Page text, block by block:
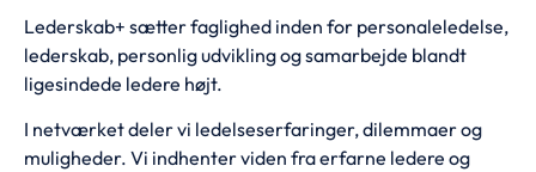
Lederskab+ sætter faglighed inden for personaleledelse,
lederskab, personlig udvikling og samarbejde blandt
ligesindede ledere højt.
I netværket deler vi ledelseserfaringer, dilemmaer og
muligheder. Vi indhenter viden fra erfarne ledere og